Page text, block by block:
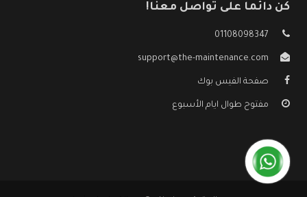
كن دائما على تواصل معنا!
01108098347
support@the-maintenance.com
صفحة الفيس بوك
مفتوح طوال ايام الأسبوع